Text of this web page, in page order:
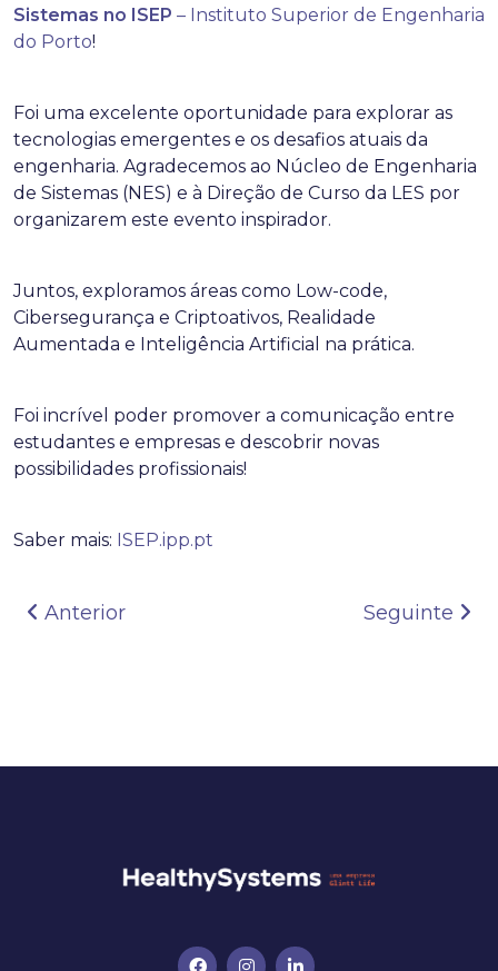
Sistemas no ISEP – Instituto Superior de Engenharia
do Porto!
Foi uma excelente oportunidade para explorar as
tecnologias emergentes e os desafios atuais da
engenharia. Agradecemos ao Núcleo de Engenharia
de Sistemas (NES) e à Direção de Curso da LES por
organizarem este evento inspirador.
Juntos, exploramos áreas como Low-code,
Cibersegurança e Criptoativos, Realidade
Aumentada e Inteligência Artificial na prática.
Foi incrível poder promover a comunicação entre
estudantes e empresas e descobrir novas
possibilidades profissionais!
Saber mais: ISEP.ipp.pt
Navegação de artigos
Anterior Seguinte